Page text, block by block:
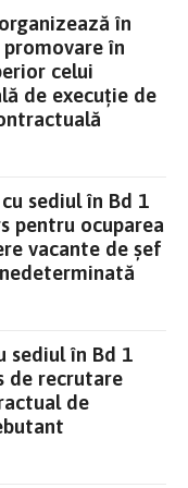
în
promovare în
celui
de execuție de
sediul în Bd 1
pentru ocuparea
vacante de șef
sediul în Bd 1
de recrutare
de